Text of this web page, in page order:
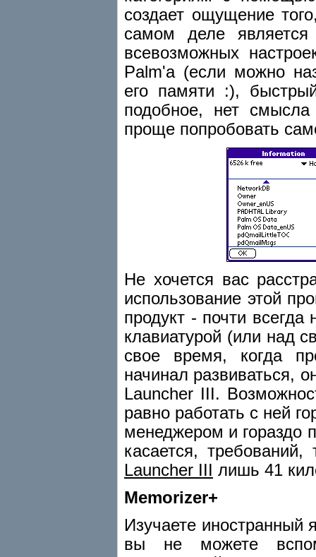
создает ощущение
самом деле
всевозможных
Palm'а (если можно
его памяти :),
подобное, нет
проще попробовать
Не хочется вас
использование этой
продукт - почти
клавиатурой (или над
свое время, когда
начинал развиваться,
Launcher III.
равно работать с ней
менеджером и гораздо
касается,
Launcher III лишь 41
Memorizer+
Изучаете
вы не можете